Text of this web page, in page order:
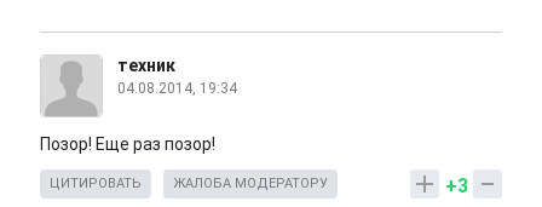
техник
04.08.2014, 19:34
Позор! Еще раз позор!
+3
ЦИТИРОВАТЬ ЖАЛОБА МОДЕРАТОРУ